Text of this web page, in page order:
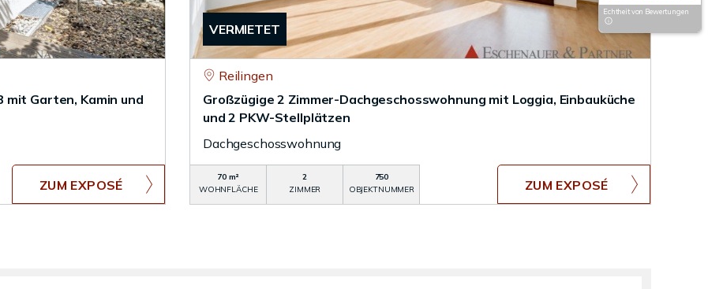
mit Garten, Kamin und
ZUM EXPOSÉ
VERMIETET
Reilingen
Großzügige 2 Zimmer-Dachgeschosswohnung mit Loggia, Einbauküche
und 2 PKW-Stellplätzen
Dachgeschosswohnung
70 m²
WOHNFLÄCHE
2
ZIMMER
750
OBJEKTNUMMER
ZUM EXPOSÉ
Echtheit von Bewertungen